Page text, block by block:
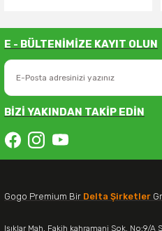
E - BÜLTENİMİZE KAYIT OLUN
BİZİ YAKINDAN TAKİP EDİN
Gogo Premium Bir Delta Şirketler
Işıklar Mah. Fakih kahramani Sok. No:9/A